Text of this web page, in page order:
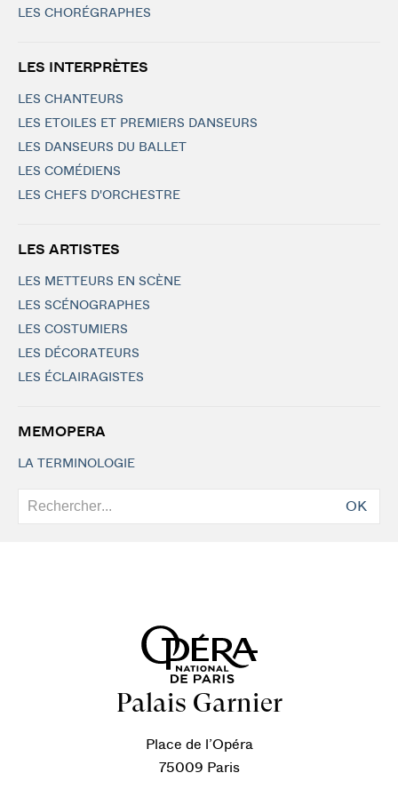
LES CHORÉGRAPHES
LES INTERPRÈTES
LES CHANTEURS
LES ETOILES ET PREMIERS DANSEURS
LES DANSEURS DU BALLET
LES COMÉDIENS
LES CHEFS D'ORCHESTRE
LES ARTISTES
LES METTEURS EN SCÈNE
LES SCÉNOGRAPHES
LES COSTUMIERS
LES DÉCORATEURS
LES ÉCLAIRAGISTES
MEMOPERA
LA TERMINOLOGIE
OK
Palais Garnier
Place de l’Opéra
75009 Paris